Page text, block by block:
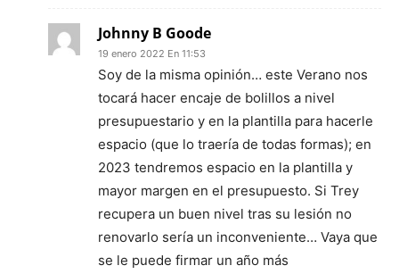
Johnny B Goode
19 enero 2022 En 11:53
Soy de la misma opinión… este Verano nos
tocará hacer encaje de bolillos a nivel
presupuestario y en la plantilla para hacerle
espacio (que lo traería de todas formas); en
2023 tendremos espacio en la plantilla y
mayor margen en el presupuesto. Si Trey
recupera un buen nivel tras su lesión no
renovarlo sería un inconveniente… Vaya que
se le puede firmar un año más